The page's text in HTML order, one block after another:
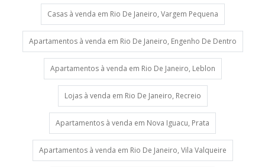
Casas à venda em Rio De Janeiro, Vargem Pequena
Apartamentos à venda em Rio De Janeiro, Engenho De Dentro
Apartamentos à venda em Rio De Janeiro, Leblon
Lojas à venda em Rio De Janeiro, Recreio
Apartamentos à venda em Nova Iguacu, Prata
Apartamentos à venda em Rio De Janeiro, Vila Valqueire